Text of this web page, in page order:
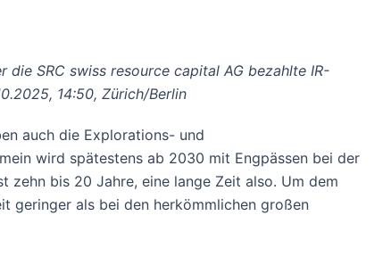
SRC swiss resource capital AG bezahlte IR-
14:50, Zürich/Berlin
auch die Explorations- und
wird spätestens ab 2030 mit Engpässen bei der
zehn bis 20 Jahre, eine lange Zeit also. Um dem
geringer als bei den herkömmlichen großen